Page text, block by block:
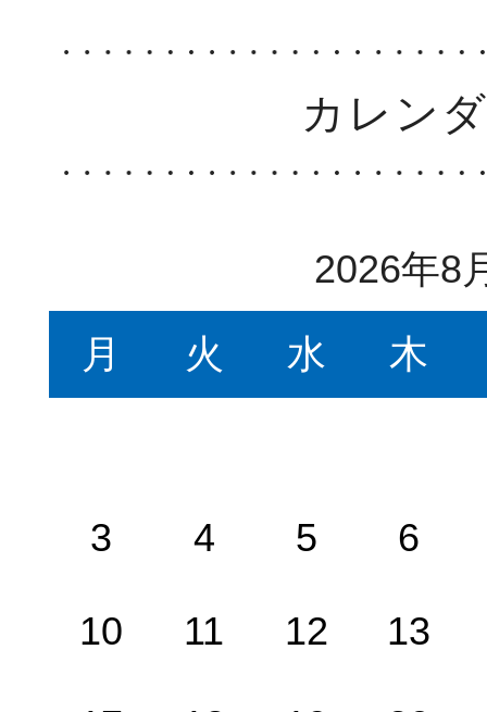
カレン
2026年8
月
火 水 木
3 4 5 6
10 11 12 13